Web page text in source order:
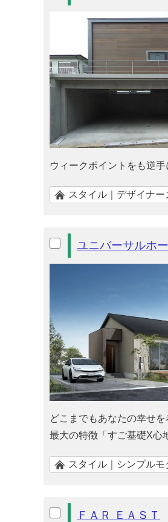
ウィークポイントをも逆
スタイル｜デザイナー
ユニバーサルホ
どこまでもあなたの幸せを
最大の特徴「すご基礎X
スタイル｜シンプルモ
ＦＡＲ ＥＡＳＴ